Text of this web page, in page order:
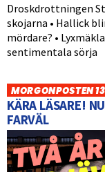
Droskdrottningen
skojarna • Hallick
mördare? •
sentimentala sörja
MORGONPOSTEN
KÄRA LÄSARE!
FARVÄL